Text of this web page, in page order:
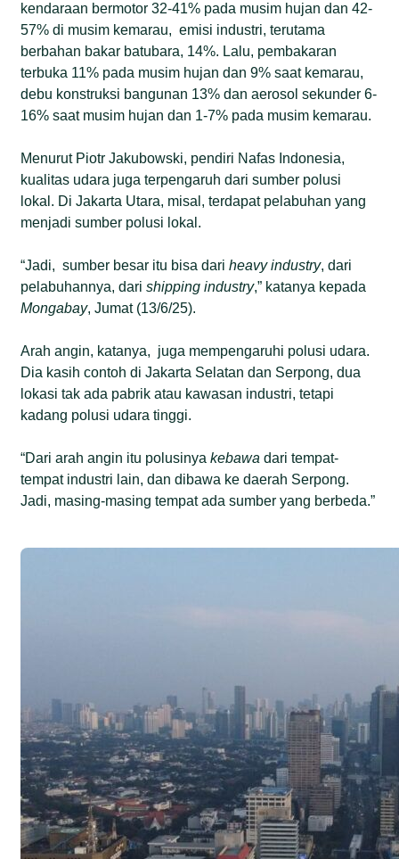
kendaraan bermotor 32-41% pada musim hujan dan 42-
57% di musim kemarau, emisi industri, terutama
berbahan bakar batubara, 14%. Lalu, pembakaran
terbuka 11% pada musim hujan dan 9% saat kemarau,
debu konstruksi bangunan 13% dan aerosol sekunder 6-
16% saat musim hujan dan 1-7% pada musim kemarau.
Menurut Piotr Jakubowski, pendiri Nafas Indonesia,
kualitas udara juga terpengaruh dari sumber polusi
lokal. Di Jakarta Utara, misal, terdapat pelabuhan yang
menjadi sumber polusi lokal.
“Jadi, sumber besar itu bisa dariheavy industry, dari
pelabuhannya, darishipping industry,” katanya kepada
Mongabay, Jumat (13/6/25).
Arah angin, katanya, juga mempengaruhi polusi udara.
Dia kasih contoh di Jakarta Selatan dan Serpong, dua
lokasi tak ada pabrik atau kawasan industri, tetapi
kadang polusi udara tinggi.
“Dari arah angin itu polusinyakebawa dari tempat-
tempat industri lain, dan dibawa ke daerah Serpong.
Jadi, masing-masing tempat ada sumber yang berbeda.”